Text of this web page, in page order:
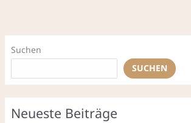
Suchen
SUCHEN
Neueste Beiträge